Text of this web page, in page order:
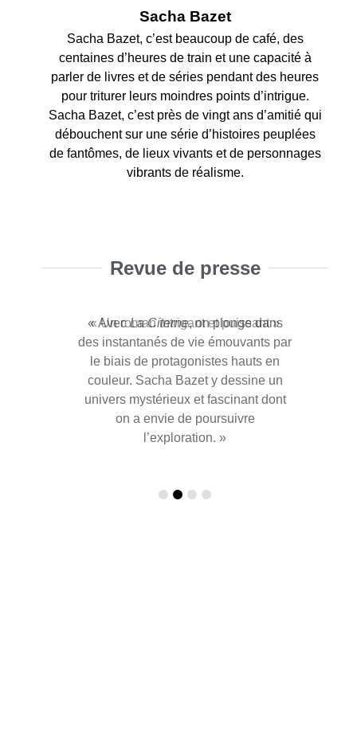
Sacha Bazet
Sacha Bazet, c’est beaucoup de café, des
centaines d’heures de train et une capacité à
parler de livres et de séries pendant des heures
pour triturer leurs moindres points d’intrigue.
Sacha Bazet, c’est près de vingt ans d’amitié qui
débouchent sur une série d’histoires peuplées
de fantômes, de lieux vivants et de personnages
vibrants de réalisme.
Revue de presse
« Un univers atypique, profond,
peuplé de fantômes et d’où se
dégage amitié et enquête ! »
« Un roman intrigant et puissant »
« AvecLa Citerne, on plonge dans
des instantanés de vie émouvants par
le biais de protagonistes hauts en
couleur. Sacha Bazet y dessine un
univers mystérieux et fascinant dont
on a envie de poursuivre
l’exploration. »
« La Citerne est « un roman original
et une histoire authentique qui m’ont
tout simplement emportée. J’ai adoré
l’univers et le fait d’intégrer le
surnaturel de manière très ‘normale’
dans un cadre urbain réaliste. »
« Un univers atypique, profond,
peuplé de fantômes et d’où se
dégage amitié et enquête ! »
« Un roman intrigant et puissant »